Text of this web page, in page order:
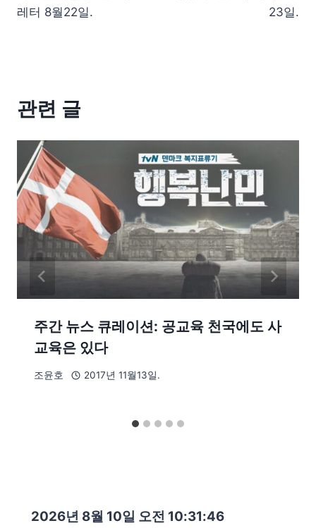
레터 8월22일.
23일.
관련 글
주간 뉴스 큐레이션: 공교육 천국에도 사
교육은 있다
조윤호 2017년 11월13일.
2026년 8월 10일 오전 10:31:47